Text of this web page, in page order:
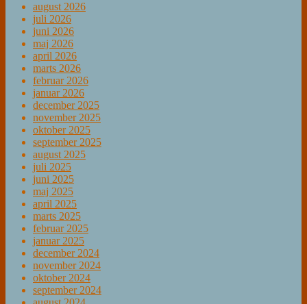
august 2026
juli 2026
juni 2026
maj 2026
april 2026
marts 2026
februar 2026
januar 2026
december 2025
november 2025
oktober 2025
september 2025
august 2025
juli 2025
juni 2025
maj 2025
april 2025
marts 2025
februar 2025
januar 2025
december 2024
november 2024
oktober 2024
september 2024